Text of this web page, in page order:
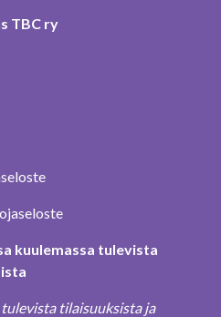
TBC ry
kuulemassa tulevista
tilaisuuksista ja